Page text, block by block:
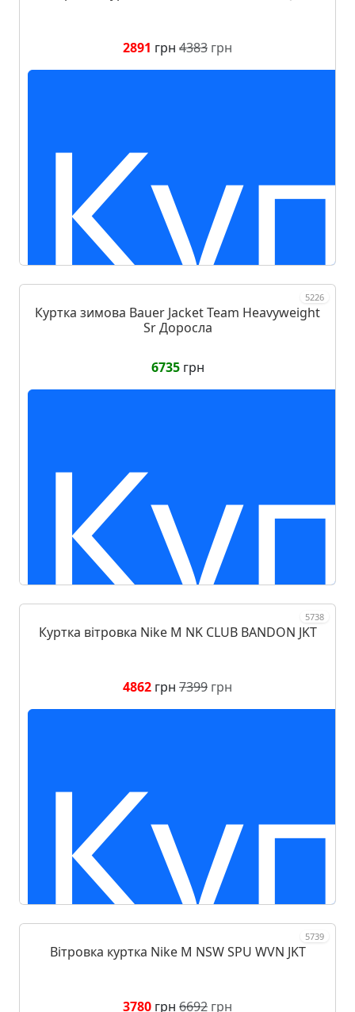
2891 грн 4383 грн
5226
Куртка зимова Bauer Jacket Team Heavyweight
Sr Доросла
6735грн
5738
Куртка вітровка Nike M NK CLUB BANDON JKT
4862 грн 7399 грн
5739
Вітровка куртка Nike M NSW SPU WVN JKT
3780 грн 6692 грн